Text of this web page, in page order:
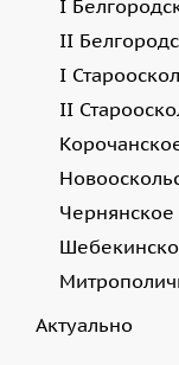
I
II
I
II
Чернянское
Актуально